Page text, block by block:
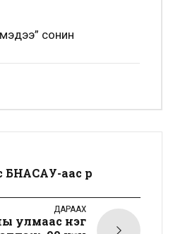
сонин
аас өрөө
ДАРААХ
улмаас нэг